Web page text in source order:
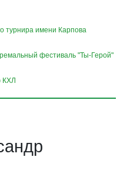
турнира имени Карпова
фестиваль "Ты-Герой"
КХЛ